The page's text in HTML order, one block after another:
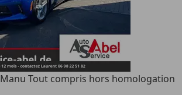
Manu Tout compris hors homologation